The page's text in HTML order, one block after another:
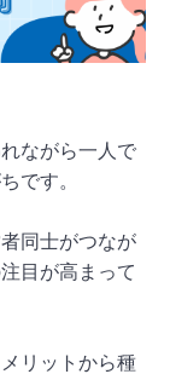
ながら一人で
です。
同士がつなが
目が高まって
リットから種